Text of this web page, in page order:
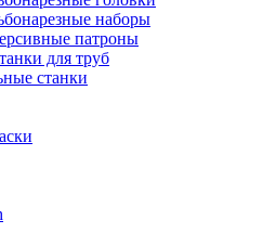
наборы
патроны
для труб
станки